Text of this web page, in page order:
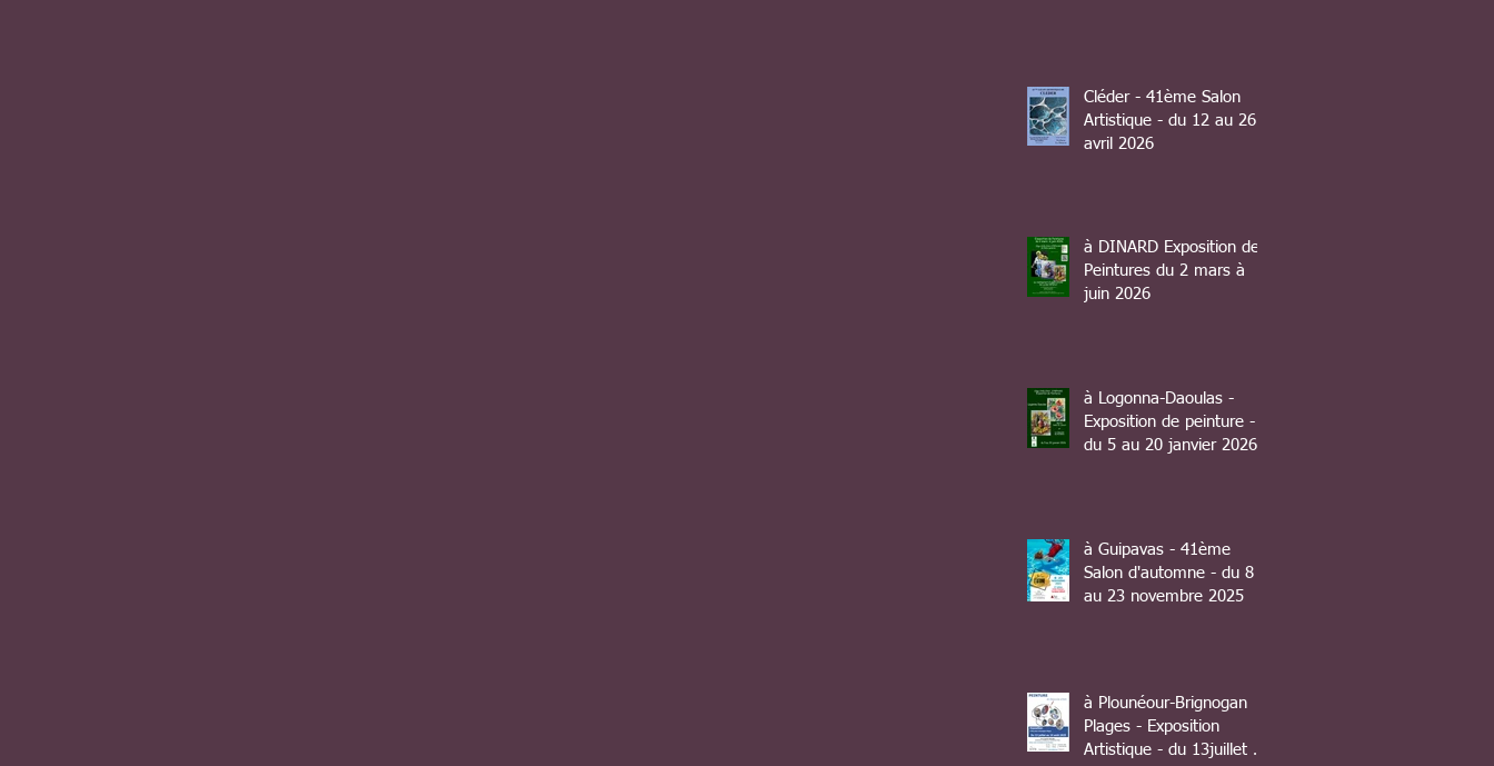
Cléder - 41ème Salon
Artistique - du 12 au 26
avril 2026
à DINARD Exposition de
Peintures du 2 mars à
juin 2026
à Logonna-Daoulas -
Exposition de peinture -
du 5 au 20 janvier 2026
à Guipavas - 41ème
Salon d'automne - du 8
au 23 novembre 2025
à Plounéour-Brignogan
Plages - Exposition
Artistique - du 13juillet au